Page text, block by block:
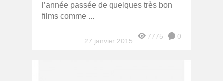
l’année passée de quelques très bon
films comme ...
0
7775
27 janvier 2015